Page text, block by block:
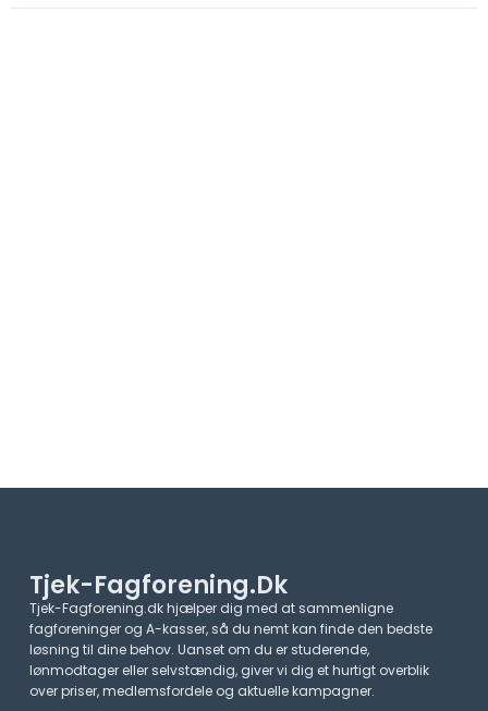
Tjek-Fagforening.dk
Tjek-Fagforening.dk hjælper dig med at sammenligne
fagforeninger og A-kasser, så du nemt kan finde den bedste
løsning til dine behov. Uanset om du er studerende,
lønmodtager eller selvstændig, giver vi dig et hurtigt overblik
over priser, medlemsfordele og aktuelle kampagner.​